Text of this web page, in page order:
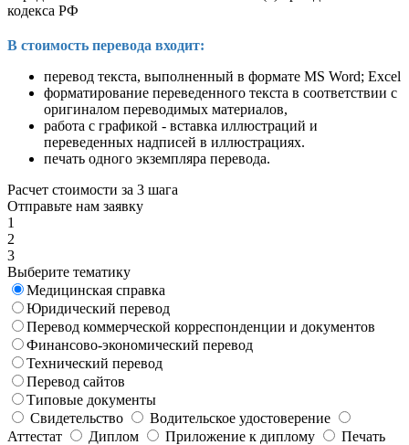
кодекса РФ
В стоимость перевода входит:
перевод текста, выполненный в формате MS Word; Excel
форматирование переведенного текста в соответствии с
оригиналом переводимых материалов,
работа с графикой - вставка иллюстраций и
переведенных надписей в иллюстрациях.
печать одного экземпляра перевода.
Расчет стоимости за 3 шага
Отправьте нам заявку
1
2
3
Выберите тематику
Медицинская справка
Юридический перевод
Перевод коммерческой корреспонденции и документов
Финансово-экономический перевод
Технический перевод
Перевод сайтов
Типовые документы
Свидетельство
Водительское удостоверение
Аттестат
Диплом Приложение к диплому
Печать